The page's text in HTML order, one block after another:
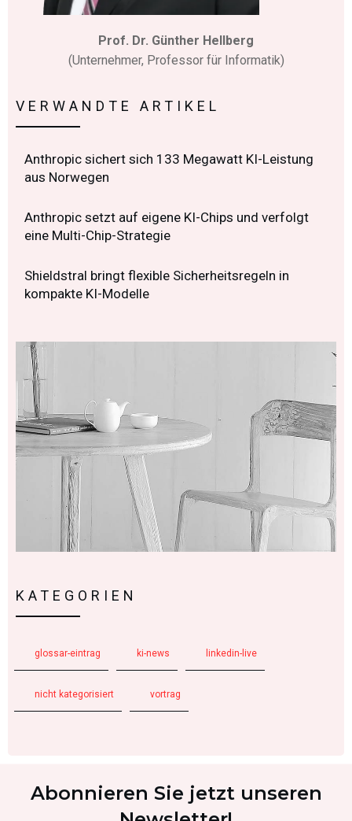
Prof. Dr. Günther Hellberg
(Unternehmer, Professor für Informatik)
VERWANDTE ARTIKEL
Anthropic sichert sich 133 Megawatt KI-Leistung
aus Norwegen
Anthropic setzt auf eigene KI-Chips und verfolgt
eine Multi-Chip-Strategie
Shieldstral bringt flexible Sicherheitsregeln in
kompakte KI-Modelle
KATEGORIEN
glossar-eintrag ki-news linkedin-live
nicht kategorisiert vortrag
Abonnieren Sie jetzt unseren